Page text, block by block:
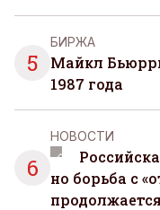
5
БИРЖА
Майкл
1987 года
6
НОВОСТИ
но борьба с
продолжается